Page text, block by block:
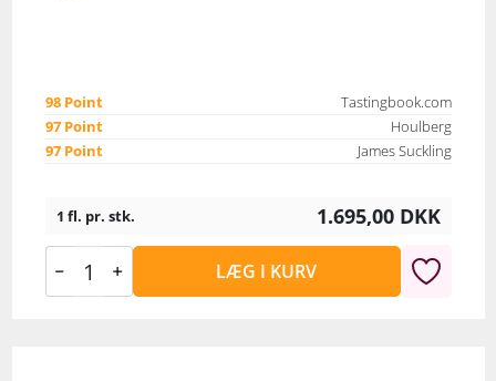
98 Point
Tastingbook.com
97 Point
Houlberg
97 Point
James Suckling
1 fl. pr. stk. 1.695,00 DKK
LÆG I KURV